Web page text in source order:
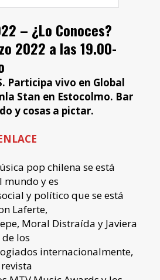
– ¿Lo Conoces?
2022 a las 19.00-
Participa vivo en Global
Stan en Estocolmo. Bar
y cosas a pictar.
pop chilena se está
mundo y es
y político que se está
Laferte,
Moral Distraída y Javiera
los
internacionalmente,